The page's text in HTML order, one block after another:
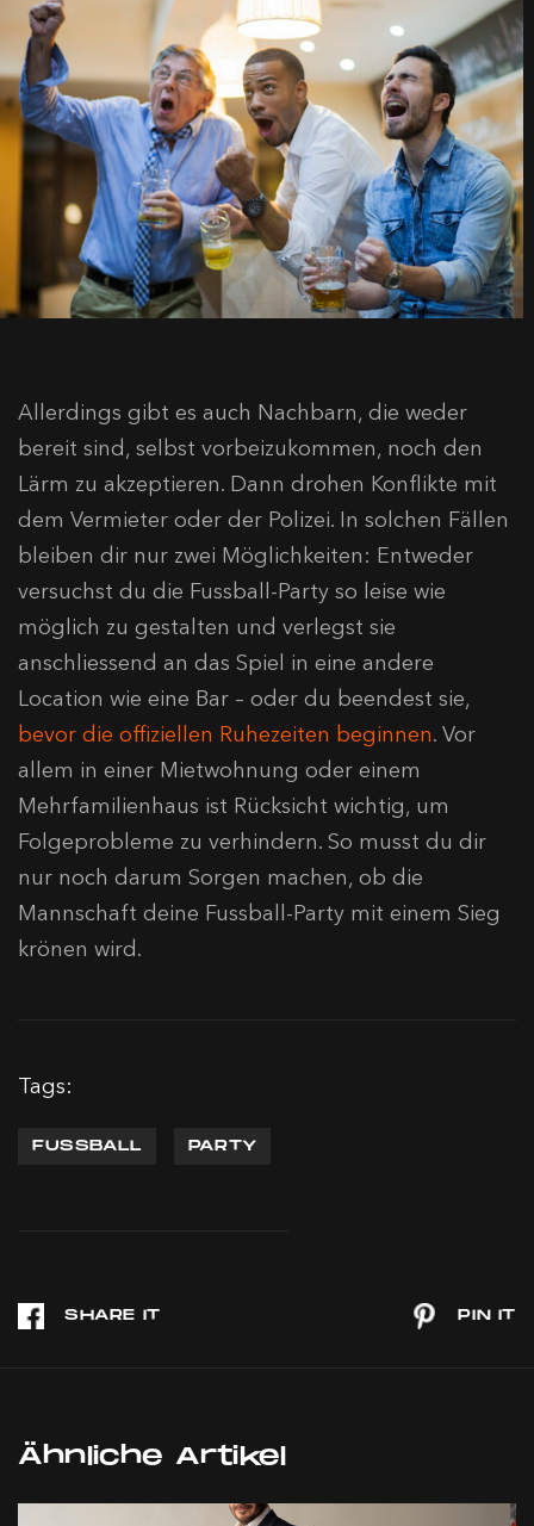
Allerdings gibt es auch Nachbarn, die weder
bereit sind, selbst vorbeizukommen, noch den
Lärm zu akzeptieren. Dann drohen Konflikte mit
dem Vermieter oder der Polizei. In solchen Fällen
bleiben dir nur zwei Möglichkeiten: Entweder
versuchst du die Fussball-Party so leise wie
möglich zu gestalten und verlegst sie
anschliessend an das Spiel in eine andere
Location wie eine Bar – oder du beendest sie,
bevor die offiziellen Ruhezeiten beginnen. Vor
allem in einer Mietwohnung oder einem
Mehrfamilienhaus ist Rücksicht wichtig, um
Folgeprobleme zu verhindern. So musst du dir
nur noch darum Sorgen machen, ob die
Mannschaft deine Fussball-Party mit einem Sieg
krönen wird.
Tags:
FUSSBALL PARTY
Ähnliche Artikel